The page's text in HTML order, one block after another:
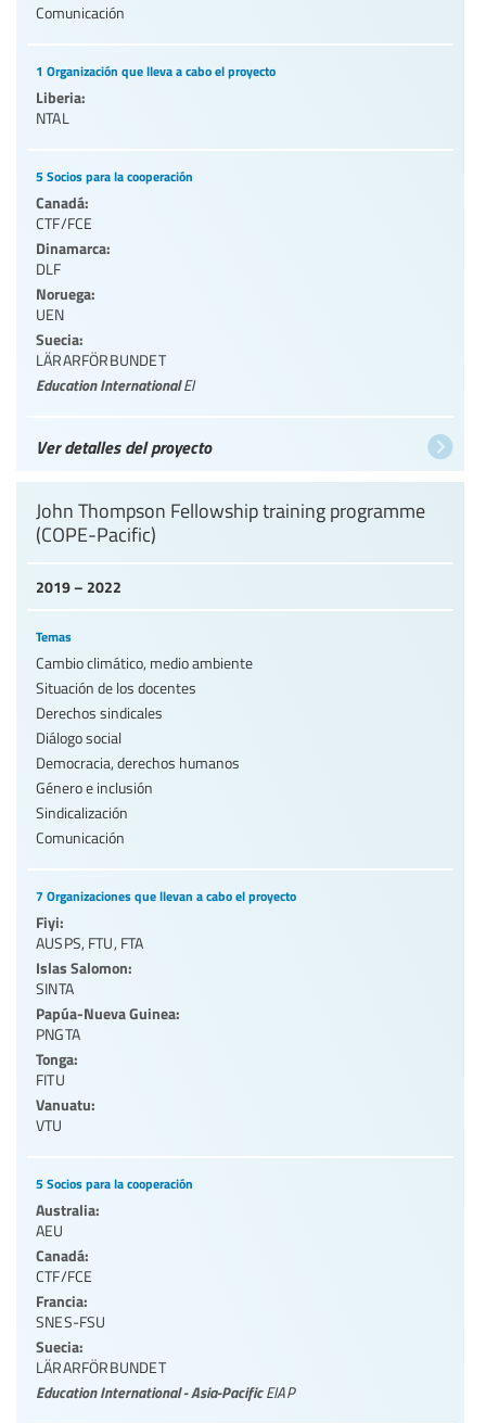
Comunicación
1 Organización que lleva a cabo el proyecto
Liberia:
NTAL
5 Socios para la cooperación
Canadá:
CTF/FCE
Dinamarca:
DLF
Noruega:
UEN
Suecia:
LÄRARFÖRBUNDET
Education InternationalEI
Ver detalles del proyecto
2019 – 2022
John Thompson Fellowship training programme
(COPE-Pacific)
Temas
Cambio climático, medio ambiente
Situación de los docentes
Derechos sindicales
Diálogo social
Democracia, derechos humanos
Género e inclusión
Sindicalización
Comunicación
7 Organizaciones que llevan a cabo el proyecto
Fiyi:
AUSPS, FTU, FTA
Islas Salomon:
SINTA
Papúa-Nueva Guinea:
PNGTA
Tonga:
FITU
Vanuatu:
VTU
5 Socios para la cooperación
Australia:
AEU
Canadá:
CTF/FCE
Francia:
SNES-FSU
Suecia:
LÄRARFÖRBUNDET
Education International - Asia-PacificEIAP